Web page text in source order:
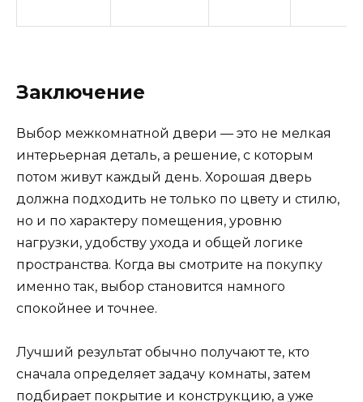
Заключение
Выбор межкомнатной двери — это не мелкая
интерьерная деталь, а решение, с которым
потом живут каждый день. Хорошая дверь
должна подходить не только по цвету и стилю,
но и по характеру помещения, уровню
нагрузки, удобству ухода и общей логике
пространства. Когда вы смотрите на покупку
именно так, выбор становится намного
спокойнее и точнее.
Лучший результат обычно получают те, кто
сначала определяет задачу комнаты, затем
подбирает покрытие и конструкцию, а уже